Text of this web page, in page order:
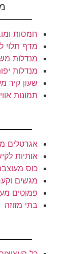
חמסות
מדף תלוי
מנדלות
מנדלות
שעון קיר
תמונות
אגרטלים
אותיות
כוס
מגשים
פמוטים
בתי מזוזה